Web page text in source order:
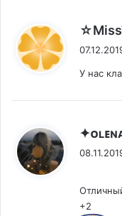
У нас
+2